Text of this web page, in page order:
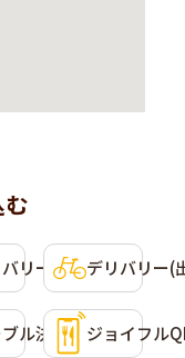
選択可。
リー(Uber Eats)
デリバリー(
ル決済 ジョイフル